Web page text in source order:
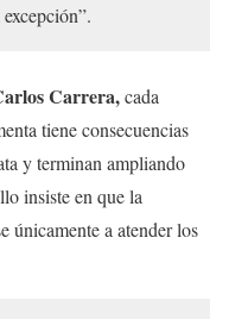
Carrera,cada
tiene consecuencias
y terminan ampliando
insiste en quela
únicamente a atender los